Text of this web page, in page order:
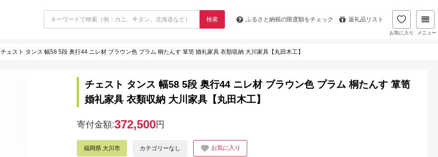
検索 ふるさと納税の限度額をチェック 返礼品リスト
お気に入り メニュー
チェスト タンス 幅58 5段 奥行44 ニレ材 ブラウン色 プラム 桐たんす 箪笥 婚礼家具 衣類収納 大川家具【丸田木工】
チェスト タンス 幅58 5段 奥行44 ニレ材 ブラウン色 プラム 桐たんす 箪笥
婚礼家具 衣類収納 大川家具【丸田木工】
寄付金額:372,500円
福岡県 大川市 カテゴリーなし お気に入り